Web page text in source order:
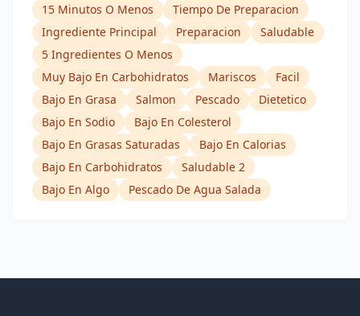
15 Minutos O Menos
Tiempo De Preparacion
Ingrediente Principal
Preparacion
Saludable
5 Ingredientes O Menos
Muy Bajo En Carbohidratos
Mariscos
Facil
Bajo En Grasa
Salmon Pescado
Dietetico
Bajo En Sodio
Bajo En Colesterol
Bajo En Grasas Saturadas
Bajo En Calorias
Bajo En Carbohidratos
Saludable 2
Bajo En Algo
Pescado De Agua Salada